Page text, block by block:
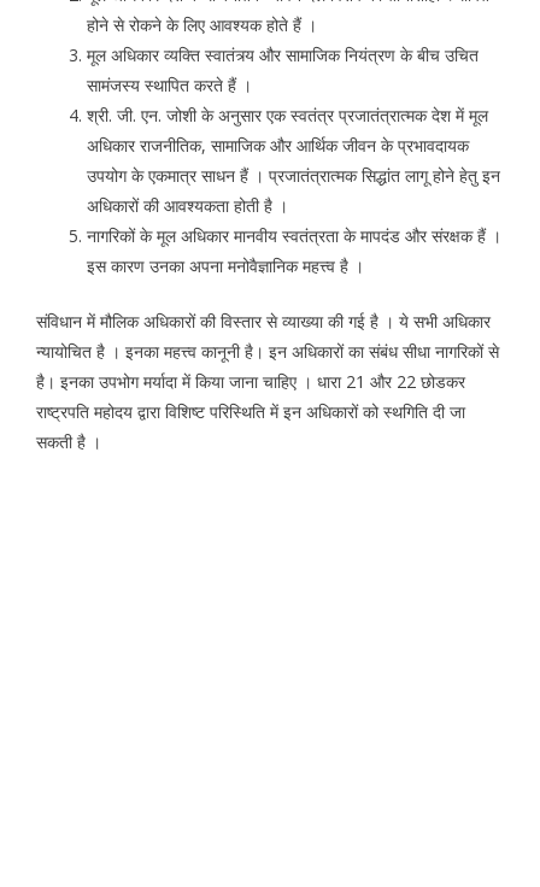
होने से रोकने के लिए आवश्यक होते हैं ।
मूल अधिकार व्यक्ति स्वातंत्र्य और सामाजिक नियंत्रण के बीच उचित
सामंजस्य स्थापित करते हैं ।
श्री. जी. एन. जोशी के अनुसार एक स्वतंत्र प्रजातंत्रात्मक देश में मूल
अधिकार राजनीतिक, सामाजिक और आर्थिक जीवन के प्रभावदायक
उपयोग के एकमात्र साधन हैं । प्रजातंत्रात्मक सिद्धांत लागू होने हेतु इन
अधिकारों की आवश्यकता होती है ।
नागरिकों के मूल अधिकार मानवीय स्वतंत्रता के मापदंड और संरक्षक हैं ।
इस कारण उनका अपना मनोवैज्ञानिक महत्त्व है ।
संविधान में मौलिक अधिकारों की विस्तार से व्याख्या की गई है । ये सभी अधिकार
न्यायोचित है । इनका महत्त्व कानूनी है। इन अधिकारों का संबंध सीधा नागरिकों से
है। इनका उपभोग मर्यादा में किया जाना चाहिए । धारा 21 और 22 छोडकर
राष्ट्रपति महोदय द्वारा विशिष्ट परिस्थिति में इन अधिकारों को स्थगिति दी जा
सकती है ।